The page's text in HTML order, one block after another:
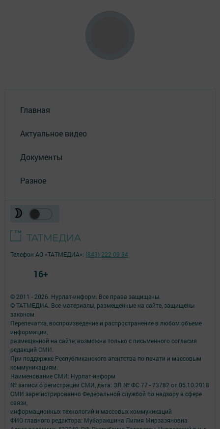
Главная
Актуальное видео
Документы
Разное
© 2011 - 2026. Нурлат-⁠информ. Все права защищены.
© ТАТМЕДИА. Все материалы, размещенные на сайте, защищены
законом.
Перепечатка, воспроизведение и распространение в любом объеме
информации,
размещенной на сайте, возможна только с письменного согласия
редакций СМИ.
При поддержке Республиканского агентства по печати и массовым
коммуникациям.
Наименование СМИ: Нурлат-⁠информ
№ записи о регистрации СМИ, дата: ЭЛ № ФС 77 -⁠ 73782 от 05.10.2018
СМИ зарегистрированно Федеральной службой по надзору в сфере
связи,
информационных технологий и массовых коммуникаций
ФИО главного редактора: Мубаракшина Лилия Мирзазяновна
Телефон АО «ТАТМЕДИА»: (843) 222 09 84
16+